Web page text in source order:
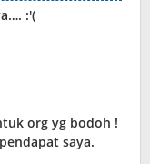
:'(
org yg bodoh !
saya.